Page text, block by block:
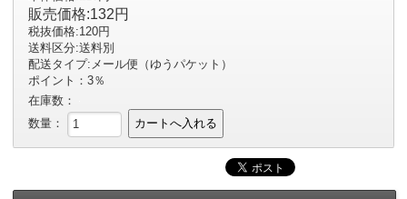
販売価格:132円
税抜価格:120円
送料区分:送料別
配送タイプ:メール便（ゆうパケット）
ポイント：3％
在庫数：
数量：
カートへ入れる